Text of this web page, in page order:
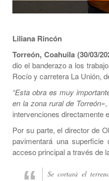
Liliana Rincón
Torreón, Coahuila (30/03/
dio el banderazo a los
Rocío y carretera La Unión,
“Esta obra es muy
en la zona rural de Torreón»
intervenciones directamente
Por su parte, el director de
pavimentará una
acceso principal a través de
Se cortará el